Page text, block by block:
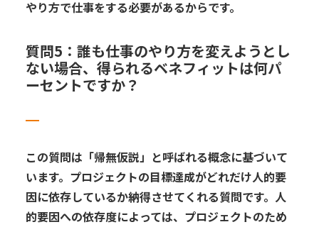
やり方で仕事をする必要があるからです。
質問5 ：誰も仕事のやり方を変えようとし
ない場合、得られるベネフィットは何パ
ーセントですか？
この質問は 「帰無仮説」と呼ばれる概念に基づいて
います。プロジェクトの目標達成がどれだけ人的要
因に依存しているか納得させてく れる質問です。人
的要因への依存度によっては、プロジェクトのため